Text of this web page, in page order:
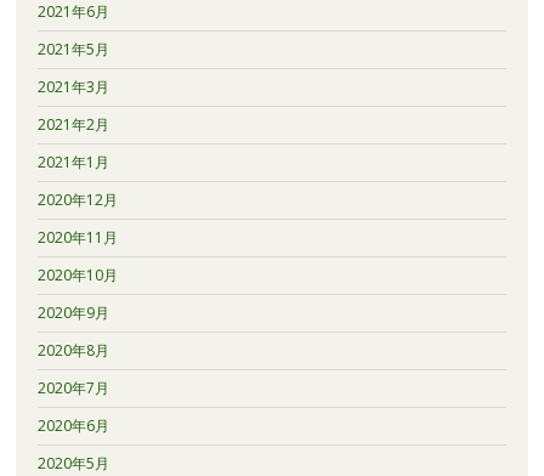
2021年6月
2021年5月
2021年3月
2021年2月
2021年1月
2020年12月
2020年11月
2020年10月
2020年9月
2020年8月
2020年7月
2020年6月
2020年5月